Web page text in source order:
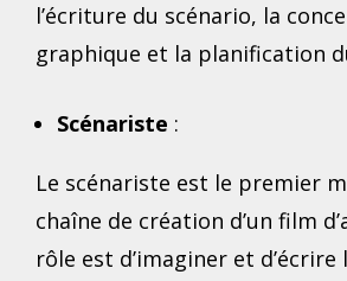
l’écriture du scénario, la
graphique et la planification
Scénariste :
Le scénariste est le premier
chaîne de création d’un film
rôle est d’imaginer et d’écrire